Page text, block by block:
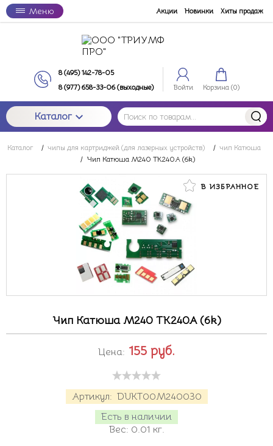
Меню Акции Новинки Хиты продаж
8 (495) 142-78-05
8 (977) 658-33-06 (выходные)
Войти Корзина (0)
Каталог
Каталог / чипы для картриджей (для лазерных устройств) / чип Катюша
/ Чип Катюша M240 TK240A (6k)
В ИЗБРАННОЕ
Чип Катюша M240 TK240A (6k)
Артикул: DUKT00M240030
Есть в наличии
Вес: 0.01 кг.
Цена: 155 руб.